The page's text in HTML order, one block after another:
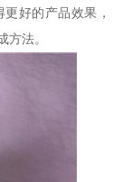
好的产品效果，
方法。